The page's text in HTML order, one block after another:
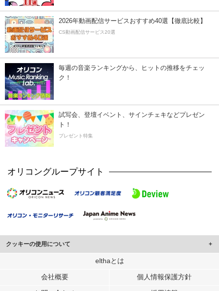
2026年動画配信サービスおすすめ40選【徹底比較】
CS動画配信サービス20選
毎週の音楽ランキングから、ヒットの推移をチェッ
ク！
試写会、登壇イベント、サインチェキなどプレゼン
ト！
プレゼント特集
オリコングループサイト
クッキーの使用について
このサイトでは Cookie を使用して、ユーザーに合わせたコンテンツや広告の
行っています。
elthaとは
会社概要 個人情報保護方針